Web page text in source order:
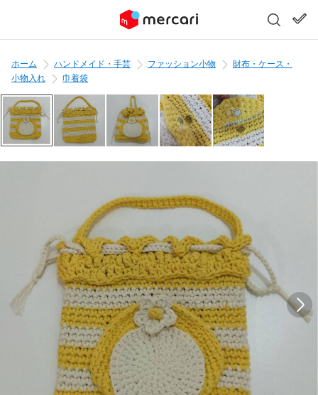
ホーム ハンドメイド・手芸 ファッション小物
財布・ケース・
小物入れ
巾着袋